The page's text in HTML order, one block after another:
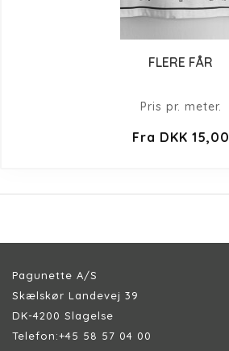
FLERE FÅR
Pris pr. meter.
Fra DKK 15,00
Pagunette A/S
Skælskør Landevej 39
DK-4200 Slagelse
Telefon:+45 58 57 04 00